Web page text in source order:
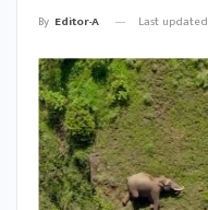
By Editor-A Last updated